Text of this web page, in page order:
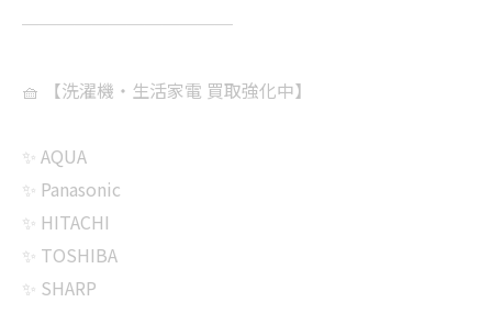
────────────
🧺 【洗濯機・生活家電 買取強化中】
✨ AQUA
✨ Panasonic
✨ HITACHI
✨ TOSHIBA
✨ SHARP